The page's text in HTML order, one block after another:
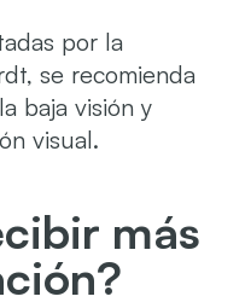
por la
se recomienda
baja visión y
visual.
más